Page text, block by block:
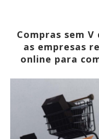
Compras sem
as empresas
online para